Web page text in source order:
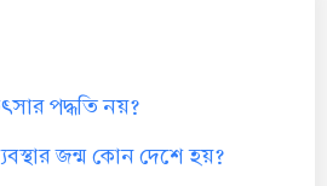
পদ্ধতি নয়?
জন্ম কোন দেশে হয়?